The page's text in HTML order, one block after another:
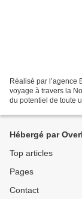
Réalisé par l’agence
voyage à travers la
du potentiel de toute
Hébergé par
Top articles
Pages
Contact